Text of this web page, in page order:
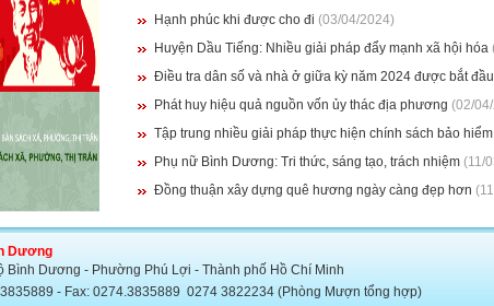
Hạnh phúc khi được cho đi (03/04/2024)
Huyện Dầu Tiếng: Nhiều giải pháp đẩy mạnh xã hội hóa
Điều tra dân số và nhà ở giữa kỳ năm 2024 được bắt
Phát huy hiệu quả nguồn vốn ủy thác địa phương (02/
Tập trung nhiều giải pháp thực hiện chính sách bảo hiểm
Phụ nữ Bình Dương: Tri thức, sáng tạo, trách nhiệm (11/
Đồng thuận xây dựng quê hương ngày càng đẹp hơn
Dương
Bình Dương - Phường Phú Lợi - Thành phố Hồ Chí Minh
- Fax: 0274.3835889 0274 3822234 (Phòng Mượn tổng hợp)